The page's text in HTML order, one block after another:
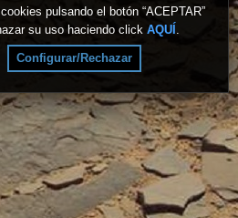
pulsando el botón “ACEPTAR”
su uso haciendo click AQUÍ .
Configurar/Rechazar